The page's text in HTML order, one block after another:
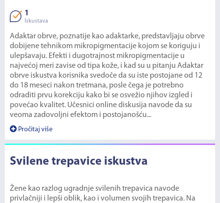
1
Iskustava
Adaktar obrve, poznatije kao adaktarke, predstavljaju obrve
dobijene tehnikom mikropigmentacije kojom se koriguju i
ulepšavaju. Efekti i dugotrajnost mikropigmentacije u
najvećoj meri zavise od tipa kože, i kad su u pitanju Adaktar
obrve iskustva korisnika svedoče da su iste postojane od 12
do 18 meseci nakon tretmana, posle čega je potrebno
odraditi prvu korekciju kako bi se osvežio njihov izgled i
povećao kvalitet. Učesnici online diskusija navode da su
veoma zadovoljni efektom i postojanošću...
Pročitaj više
Svilene trepavice iskustva
Žene kao razlog ugradnje svilenih trepavica navode
privlačniji i lepši oblik, kao i volumen svojih trepavica. Na